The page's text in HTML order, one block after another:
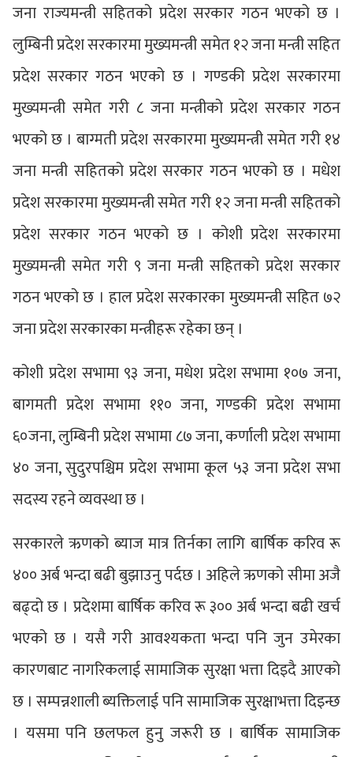
जना राज्यमन्त्री सहितको प्रदेश सरकार गठन भएको छ ।
लुम्बिनी प्रदेश सरकारमा मुख्यमन्त्री समेत १२ जना मन्त्री सहित
प्रदेश सरकार गठन भएको छ । गण्डकी प्रदेश सरकारमा
मुख्यमन्त्री समेत गरी ८ जना मन्त्रीको प्रदेश सरकार गठन
भएको छ । बाग्मती प्रदेश सरकारमा मुख्यमन्त्री समेत गरी १४
जना मन्त्री सहितको प्रदेश सरकार गठन भएको छ । मधेश
प्रदेश सरकारमा मुख्यमन्त्री समेत गरी १२ जना मन्त्री सहितको
प्रदेश सरकार गठन भएको छ । कोशी प्रदेश सरकारमा
मुख्यमन्त्री समेत गरी ९ जना मन्त्री सहितको प्रदेश सरकार
गठन भएको छ । हाल प्रदेश सरकारका मुख्यमन्त्री सहित ७२
जना प्रदेश सरकारका मन्त्रीहरू रहेका छन् ।
कोशी प्रदेश सभामा ९३ जना, मधेश प्रदेश सभामा १०७ जना,
बागमती प्रदेश सभामा ११० जना, गण्डकी प्रदेश सभामा
६०जना, लुम्बिनी प्रदेश सभामा ८७ जना, कर्णाली प्रदेश सभामा
४० जना, सुदुरपश्चिम प्रदेश सभामा कूल ५३ जना प्रदेश सभा
सदस्य रहने व्यवस्था छ ।
सरकारले ऋणको ब्याज मात्र तिर्नका लागि बार्षिक करिव रू
४०० अर्ब भन्दा बढी बुझाउनु पर्दछ । अहिले ऋणको सीमा अजै
बढ्दो छ । प्रदेशमा बार्षिक करिव रू ३०० अर्ब भन्दा बढी खर्च
भएको छ । यसै गरी आवश्यकता भन्दा पनि जुन उमेरका
कारणबाट नागरिकलाई सामाजिक सुरक्षा भत्ता दिइदै आएको
छ । सम्पन्नशाली ब्यक्तिलाई पनि सामाजिक सुरक्षाभत्ता दिइन्छ
। यसमा पनि छलफल हुनु जरूरी छ । बार्षिक सामाजिक